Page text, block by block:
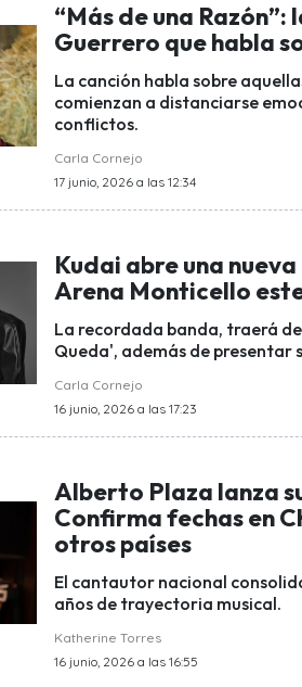
“Más de una
Guerrero que habla
La canción habla sobre
comienzan a distanciarse
conflictos.
Carla Cornejo
17 junio, 2026 a las 12:34
Kudai abre una
Arena Monticello
La recordada banda, traerá
Queda', además de presentar
Carla Cornejo
16 junio, 2026 a las 17:23
Alberto Plaza lanza
Confirma fechas en
otros países
El cantautor nacional
años de trayectoria musical.
Katherine Torres
16 junio, 2026 a las 16:55